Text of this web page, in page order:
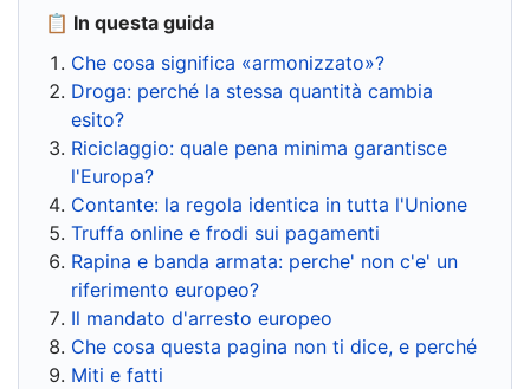
📋 In questa guida
Che cosa significa «armonizzato»?
Droga: perché la stessa quantità cambia
esito?
Riciclaggio: quale pena minima garantisce
l'Europa?
Contante: la regola identica in tutta l'Unione
Truffa online e frodi sui pagamenti
Rapina e banda armata: perche' non c'e' un
riferimento europeo?
Il mandato d'arresto europeo
Che cosa questa pagina non ti dice, e perché
Miti e fatti